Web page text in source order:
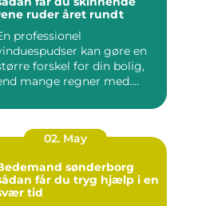
ruder året rundt
professionel
kan gøre en
forskel for din bolig,
mange regner med.
02. May
sønderborg
får du tryg hjælp i en
tid